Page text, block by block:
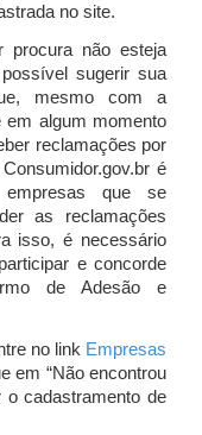
no site.
procura não esteja
sugerir sua
mesmo com a
em algum momento
reclamações por
é
que se
as reclamações
isso, é necessário
e concorde
de Adesão e
no link Empresas
em “Não encontrou
cadastramento de